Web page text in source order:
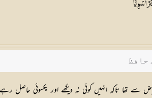
سَوِيًّا
حافظ
سے تھا تاکہ انہیں کوئی نہ دیکھے اور یکسوئی